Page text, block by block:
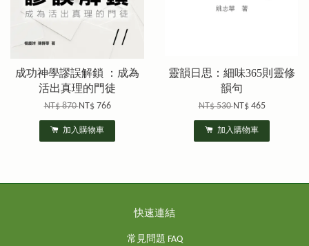
成功神學謬誤解鎖 ：成為
活出真理的門徒
NT$ 870NT$ 766
加入購物車
靈韻日思：細味365則靈修
韻句
NT$ 530NT$ 465
加入購物車
快速連結
常見問題 FAQ